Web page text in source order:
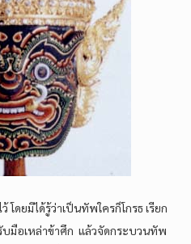
โดยมิได้รู้ว่าเป็นทัพใครก็โกรธ เรียก
มือเหล่าข้าศึก แล้วจัดกระบวนทัพ